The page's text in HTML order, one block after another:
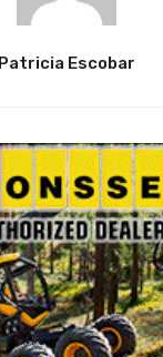
Patricia Escobar